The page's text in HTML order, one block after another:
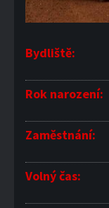
Bydliště:
Rok narození:
Zaměstnání:
Volný čas: